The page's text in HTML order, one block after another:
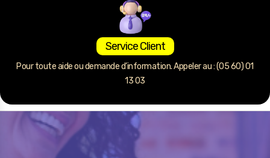
Service Client
Pour toute aide ou demande d’information. Appeler au : (05 60) 01
13 03